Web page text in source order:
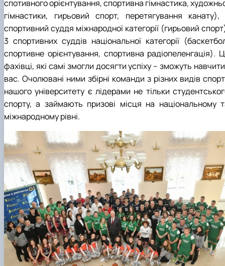
спотивного орієнтування, спортивна гімнастика,
гімнастики, гирьовий спорт, перетягування канату),
спортивний суддя міжнародної категорії (гирьовий
3 спортивних суддів національної категорії
спортивне орієнтування, спортивна радіопеленгація).
фахівці, які самі змогли досягти успіху – зможуть навчити
вас. Очолювані ними збірні команди з різних видів
нашого університету є лідерами не тільки
спорту, а займають призові місця на національному
міжнародному рівні.